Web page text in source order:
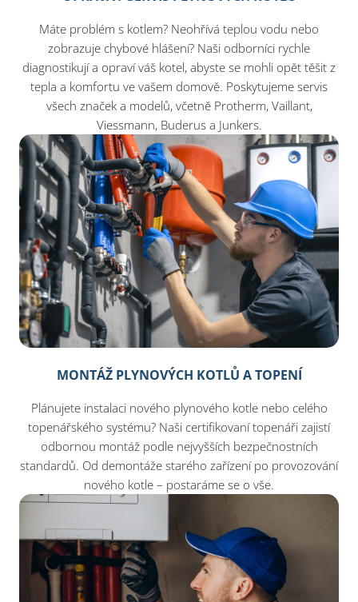
Máte problém s kotlem? Neohřívá teplou vodu nebo
zobrazuje chybové hlášení? Naši odborníci rychle
diagnostikují a opraví váš kotel, abyste se mohli opět těšit z
tepla a komfortu ve vašem domově. Poskytujeme servis
všech značek a modelů, včetně Protherm, Vaillant,
Viessmann, Buderus a Junkers.
MONTÁŽ PLYNOVÝCH KOTLŮ A TOPENÍ
Plánujete instalaci nového plynového kotle nebo celého
topenářského systému? Naši certifikovaní topenáři zajistí
odbornou montáž podle nejvyšších bezpečnostních
standardů. Od demontáže starého zařízení po provozování
nového kotle – postaráme se o vše.